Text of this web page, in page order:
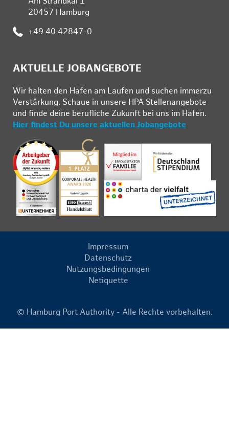
20457 Hamburg
: +49 40 42847-0
AKTUELLE JOBANGEBOTE
Wir hal­ten den Ha­fen am Lau­fen und su­chen im­mer­zu
Ver­stär­kung. Schau­e in un­se­re HPA Stel­len­an­ge­bo­te
und fin­de deine be­ruf­li­che Zu­kunft bei uns im Ha­fen.
Hier findest Du unsere aktuellen Jobangebote
Impressum
Datenschutz
Nutzungsbedingungen
Netiquette
© Hamburg Port Authority - Alle Rechte vorbehalten.